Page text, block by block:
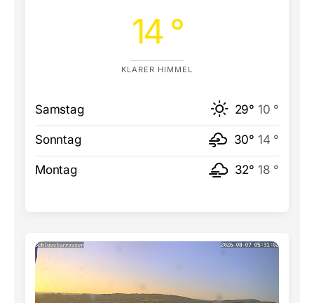
14 °
KLARER HIMMEL
Samstag 29° 10 °
Sonntag 30° 14 °
Montag 32° 18 °